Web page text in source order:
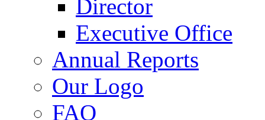
Director
Executive Office
Annual Reports
Our Logo
FAQ